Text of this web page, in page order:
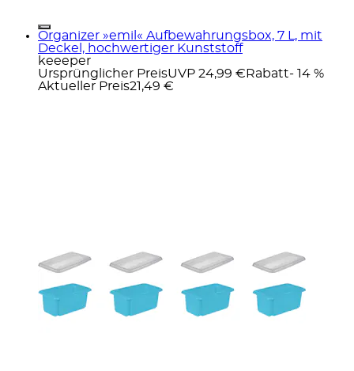
Organizer »emil« Aufbewahrungsbox, 7 L, mit
Deckel, hochwertiger Kunststoff
keeeper
Ursprünglicher PreisUVP 24,99 € Rabatt- 14 %
Aktueller Preis21,49 €